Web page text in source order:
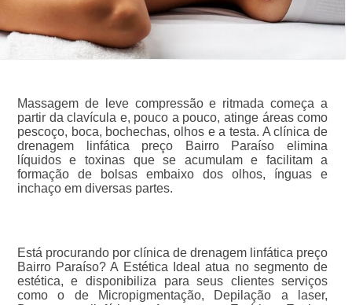
Massagem de leve compressão e ritmada começa a
partir da clavícula e, pouco a pouco, atinge áreas como
pescoço, boca, bochechas, olhos e a testa. A clínica de
drenagem linfática preço Bairro Paraíso elimina
líquidos e toxinas que se acumulam e facilitam a
formação de bolsas embaixo dos olhos, ínguas e
inchaço em diversas partes.
Está procurando por clínica de drenagem linfática preço
Bairro Paraíso? A Estética Ideal atua no segmento de
estética, e disponibiliza para seus clientes serviços
como o de Micropigmentação, Depilação a laser,